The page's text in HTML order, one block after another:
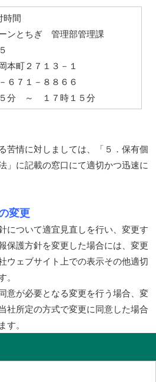
時間
とちぎ 管理部管理課
町２７１３－１
７１－８８６６
～ １７時１５分
苦情に対しましては、「５．保有個
」に記載の窓口にて適切かつ迅速に
変更
について適宜見直しを行い、変更す
保護方針を変更した場合には、変更
ウェブサイト上での表示その他適切
。
意が必要となる変更を行う場合、変
社所定の方式で変更に同意した場合
す。